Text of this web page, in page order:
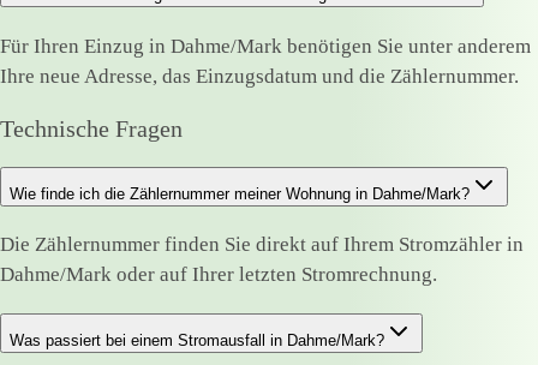
Für Ihren Einzug in Dahme/Mark benötigen Sie unter anderem
Ihre neue Adresse, das Einzugsdatum und die Zählernummer.
Technische Fragen
Wie finde ich die Zählernummer meiner Wohnung in Dahme/Mark?
Die Zählernummer finden Sie direkt auf Ihrem Stromzähler in
Dahme/Mark oder auf Ihrer letzten Stromrechnung.
Was passiert bei einem Stromausfall in Dahme/Mark?